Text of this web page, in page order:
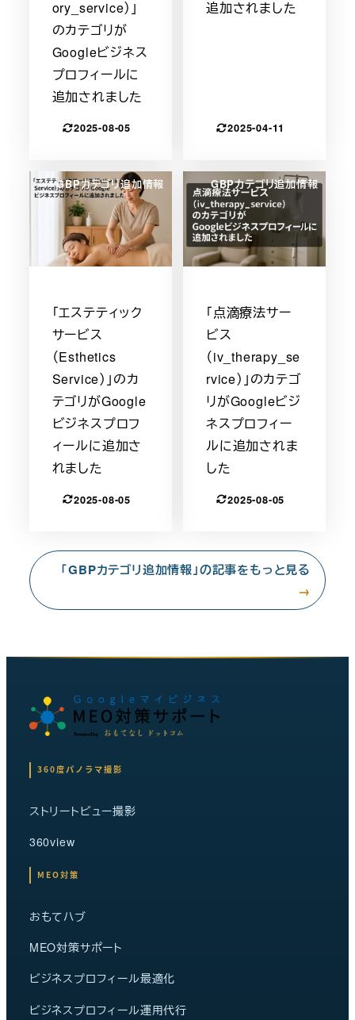
ory_service）」
のカテゴリが
Googleビジネス
プロフィールに
追加されました
2025-08-05
追加されました
2025-04-11
GBPカテゴリ追加情報
「エステティック
サービス
（Esthetics
Service）」のカ
テゴリがGoogle
ビジネスプロフ
ィールに追加さ
れました
2025-08-05
GBPカテゴリ追加情報
「点滴療法サー
ビス
（iv_therapy_se
rvice）」のカテゴ
リがGoogleビジ
ネスプロフィー
ルに追加されま
した
2025-08-05
「GBPカテゴリ追加情報」の記事をもっと見る
→
360度パノラマ撮影
ストリートビュー撮影
360view
MEO対策
おもてハブ
MEO対策サポート
ビジネスプロフィール最適化
ビジネスプロフィール運用代行